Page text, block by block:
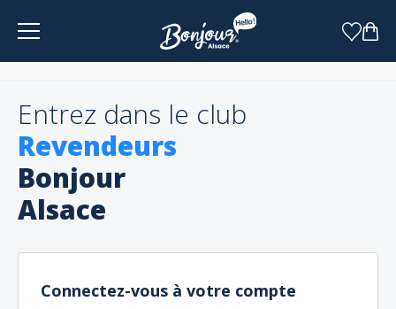
Entrez dans le club
Revendeurs
Bonjour
Alsace
Connectez-vous à votre compte